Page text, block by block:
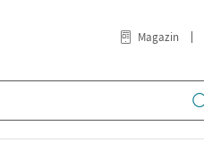
Magazin